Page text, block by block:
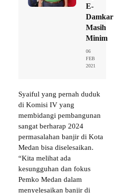
E-
Damkar
Masih
Minim
06
FEB
2021
Syaiful yang pernah duduk
di Komisi IV yang
membidangi pembangunan
sangat berharap 2024
permasalahan banjir di Kota
Medan bisa diselesaikan.
“Kita melihat ada
kesungguhan dan fokus
Pemko Medan dalam
menyelesaikan banjir di